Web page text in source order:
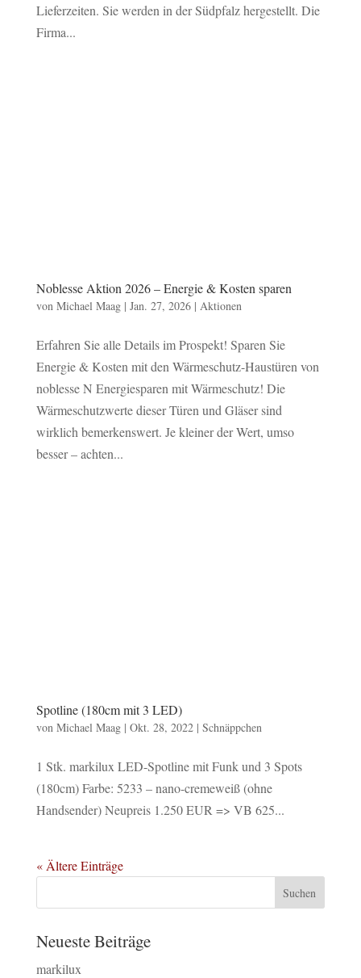
Lieferzeiten. Sie werden in der Südpfalz hergestellt. Die
Firma...
Noblesse Aktion 2026 – Energie & Kosten sparen
von Michael Maag| Jan. 27, 2026| Aktionen
Erfahren Sie alle Details im Prospekt! Sparen Sie
Energie & Kosten mit den Wärmeschutz-Haustüren von
noblesse N Energiesparen mit Wärmeschutz! Die
Wärmeschutzwerte dieser Türen und Gläser sind
wirklich bemerkenswert. Je kleiner der Wert, umso
besser – achten...
Spotline (180cm mit 3 LED)
von Michael Maag| Okt. 28, 2022| Schnäppchen
1 Stk. markilux LED-Spotline mit Funk und 3 Spots
(180cm) Farbe: 5233 – nano-cremeweiß (ohne
Handsender) Neupreis 1.250 EUR => VB 625...
« Ältere Einträge
Neueste Beiträge
markilux